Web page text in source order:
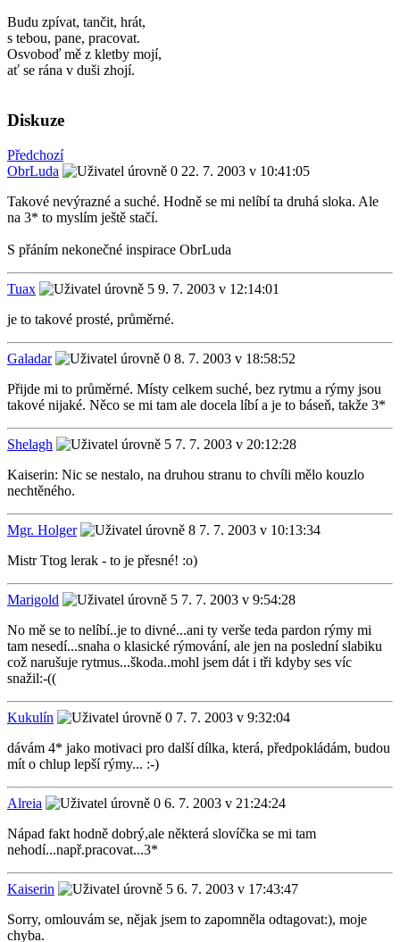
Budu zpívat, tančit, hrát,
s tebou, pane, pracovat.
Osvoboď mě z kletby mojí,
ať se rána v duši zhojí.
Diskuze
Předchozí
ObrLuda
22. 7. 2003 v 10:41:05
Takové nevýrazné a suché. Hodně se mi nelíbí ta druhá sloka. Ale
na 3* to myslím ještě stačí.
S přáním nekonečné inspirace ObrLuda
Tuax
9. 7. 2003 v 12:14:01
je to takové prosté, průměrné.
Galadar
8. 7. 2003 v 18:58:52
Přijde mi to průměrné. Místy celkem suché, bez rytmu a rýmy jsou
takové nijaké. Něco se mi tam ale docela líbí a je to báseň, takže 3*
Shelagh
7. 7. 2003 v 20:12:28
Kaiserin: Nic se nestalo, na druhou stranu to chvíli mělo kouzlo
nechtěného.
Mgr. Holger
7. 7. 2003 v 10:13:34
Mistr Ttog lerak - to je přesné! :o)
Marigold
7. 7. 2003 v 9:54:28
No mě se to nelíbí..je to divné...ani ty verše teda pardon rýmy mi
tam nesedí...snaha o klasické rýmování, ale jen na poslední slabiku
což narušuje rytmus...škoda..mohl jsem dát i tři kdyby ses víc
snažil:-((
Kukulín
7. 7. 2003 v 9:32:04
dávám 4* jako motivaci pro další dílka, která, předpokládám, budou
mít o chlup lepší rýmy... :-)
Alreia
6. 7. 2003 v 21:24:24
Nápad fakt hodně dobrý,ale některá slovíčka se mi tam
nehodí...např.pracovat...3*
Kaiserin
6. 7. 2003 v 17:43:47
Sorry, omlouvám se, nějak jsem to zapomněla odtagovat:), moje
chyba.